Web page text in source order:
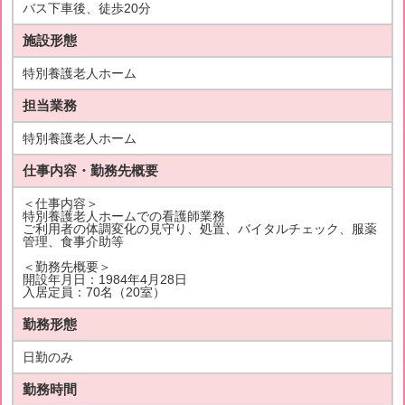
バス下車後、徒歩20分
施設形態
特別養護老人ホーム
担当業務
特別養護老人ホーム
仕事内容・勤務先概要
＜仕事内容＞
特別養護老人ホームでの看護師業務
ご利用者の体調変化の見守り、処置、バイタルチェック、服薬
管理、食事介助等
＜勤務先概要＞
開設年月日：1984年4月28日
入居定員：70名（20室）
勤務形態
日勤のみ
勤務時間